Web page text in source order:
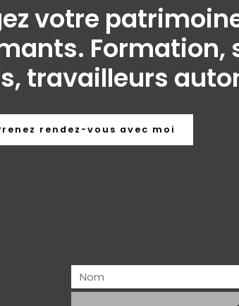
votre
Formation,
travailleurs
rendez-vous avec moi